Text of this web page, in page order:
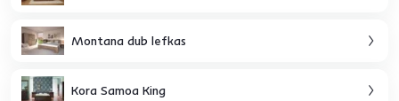
Montana dub lefkas
Kora Samoa King